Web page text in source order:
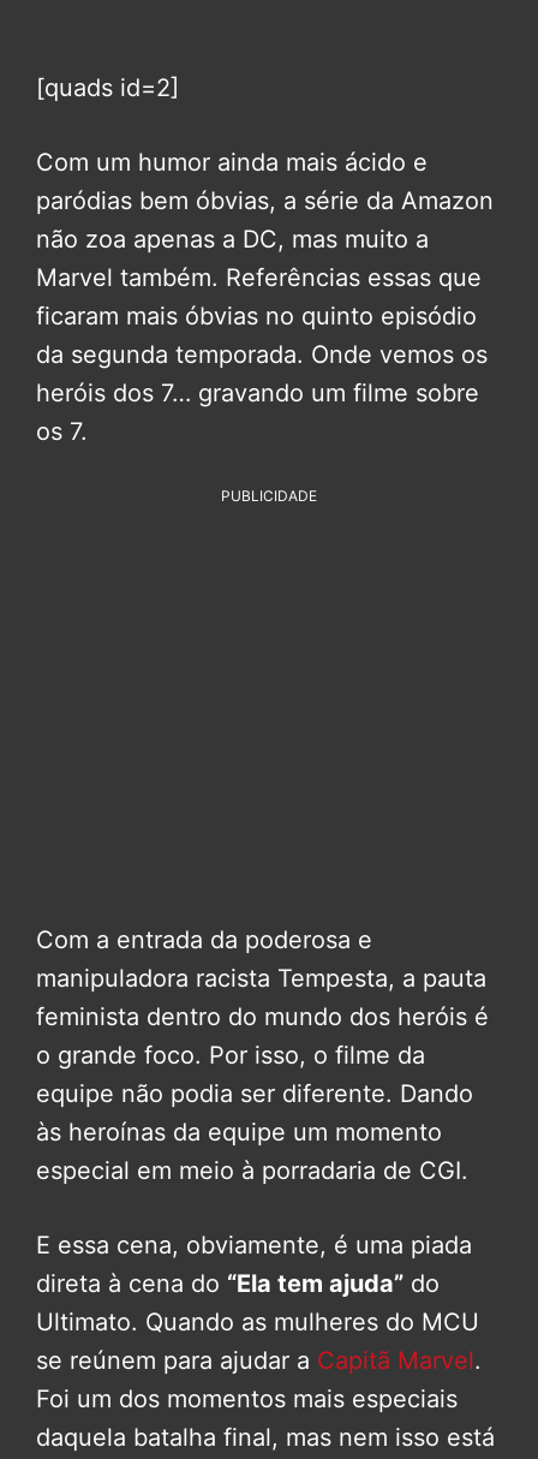
[quads id=2]
Com um humor ainda mais ácido e
paródias bem óbvias, a série da Amazon
não zoa apenas a DC, mas muito a
Marvel também. Referências essas que
ficaram mais óbvias no quinto episódio
da segunda temporada. Onde vemos os
heróis dos 7… gravando um filme sobre
os 7.
PUBLICIDADE
Com a entrada da poderosa e
manipuladora racista Tempesta, a pauta
feminista dentro do mundo dos heróis é
o grande foco. Por isso, o filme da
equipe não podia ser diferente. Dando
às heroínas da equipe um momento
especial em meio à porradaria de CGI.
E essa cena, obviamente, é uma piada
direta à cena do “Ela tem ajuda” do
Ultimato. Quando as mulheres do MCU
se reúnem para ajudar a Capitã Marvel.
Foi um dos momentos mais especiais
daquela batalha final, mas nem isso está